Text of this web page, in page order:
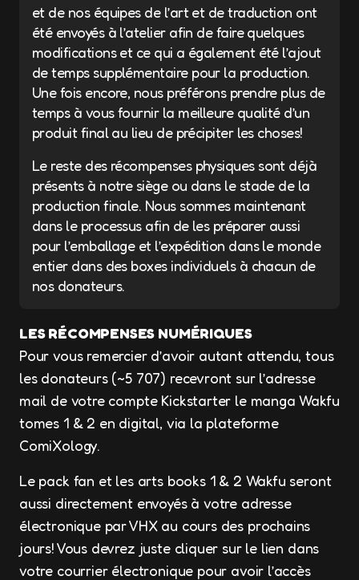
et de nos équipes de l’art et de traduction ont
été envoyés à l’atelier afin de faire quelques
modifications et ce qui a également été l’ajout
de temps supplémentaire pour la production.
Une fois encore, nous préférons prendre plus de
temps à vous fournir la meilleure qualité d’un
produit final au lieu de précipiter les choses!
Le reste des récompenses physiques sont déjà
présents à notre siège ou dans le stade de la
production finale. Nous sommes maintenant
dans le processus afin de les préparer aussi
pour l’emballage et l’expédition dans le monde
entier dans des boxes individuels à chacun de
nos donateurs.
LES RÉCOMPENSES NUMÉRIQUES
Pour vous remercier d’avoir autant attendu, tous
les donateurs (~5 707) recevront sur l’adresse
mail de votre compte Kickstarter le manga Wakfu
tomes 1 & 2 en digital, via la plateforme
ComiXology.
Le pack fan et les arts books 1 & 2 Wakfu seront
aussi directement envoyés à votre adresse
électronique par VHX au cours des prochains
jours! Vous devrez juste cliquer sur le lien dans
votre courrier électronique pour avoir l’accès